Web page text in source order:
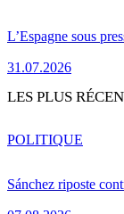
L’Espagne sous
31.07.2026
LES PLUS
Sánchez riposte
POLITIQUE